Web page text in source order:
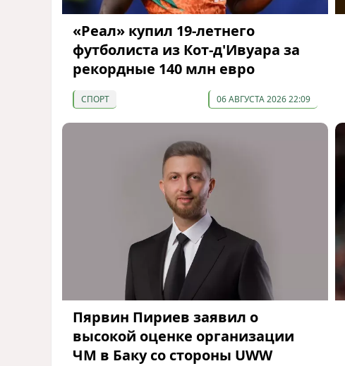
«Реал» купил 19-летнего
футболиста из Кот-д'Ивуара за
рекордные 140 млн евро
СПОРТ 06 АВГУСТА 2026 22:09
Пярвин Пириев заявил о
высокой оценке организации
ЧМ в Баку со стороны UWW